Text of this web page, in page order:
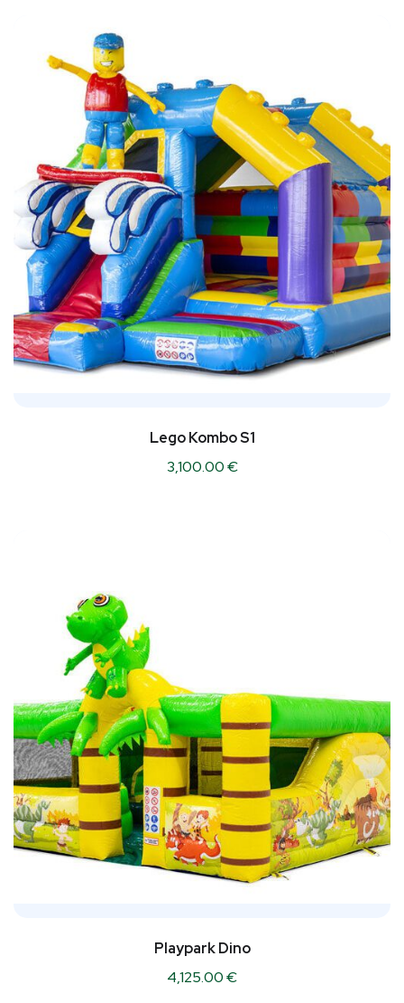
Lego Kombo S1
3,100.00€
Playpark Dino
4,125.00€